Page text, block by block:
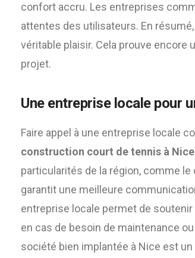
confort accru. Les entreprises
attentes des utilisateurs. En
véritable plaisir. Cela prouve encore
projet.
Une entreprise locale pour
Faire appel à une entreprise locale
construction court de tennis à Nice
particularités de la région, comme
garantit une meilleure
entreprise locale permet de
en cas de besoin de maintenance
société bien implantée à Nice est